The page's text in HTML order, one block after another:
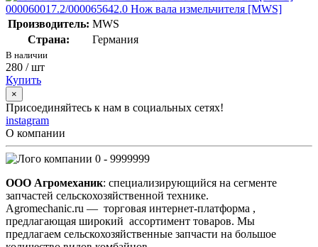
000060017.2/000065642.0 Нож вала измельчителя [MWS]
Производитель: MWS
Страна:
Германия
В наличии
280 / шт
Купить
×
Присоединяйтесь к нам в социальных сетях!
instagram
О компании
0 - 9999999
ООО Агромеханик: специализирующийся на сегменте
запчастей сельскохозяйственной технике.
Agromechanic.ru — торговая интернет-платформа ,
предлагающая широкий ассортимент товаров. Мы
предлагаем сельскохозяйственные запчасти на большое